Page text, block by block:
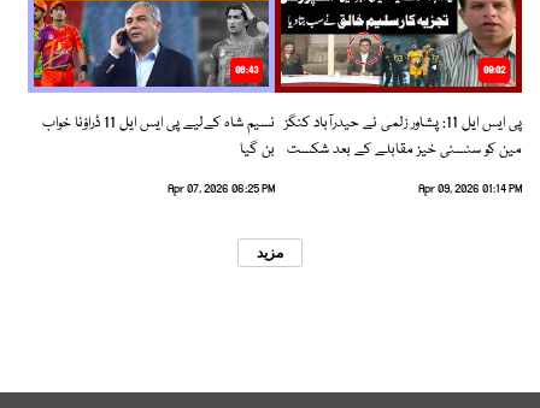
09:02
پی ایس ایل 11: پشاور زلمی نے حیدرآباد کنگز
مین کو سنسنی خیز مقابلے کے بعد شکست
Apr 09, 2026 01:14 PM
06:43
نسیم شاہ کےلیے پی ایس ایل 11 ڈراؤنا خواب
بن گیا
Apr 07, 2026 06:25 PM
مزید